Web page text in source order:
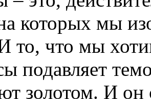
которых мы
то, что мы
подавляет
золотом. И он